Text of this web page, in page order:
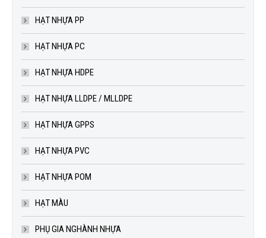
HẠT NHỰA PP
HẠT NHỰA PC
HẠT NHỰA HDPE
HẠT NHỰA LLDPE / MLLDPE
HẠT NHỰA GPPS
HẠT NHỰA PVC
HẠT NHỰA POM
HẠT MÀU
PHỤ GIA NGHÀNH NHỰA